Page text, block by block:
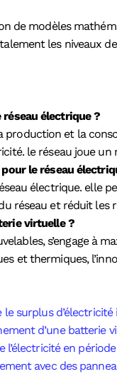
de modèles
les niveaux
électrique ?
et la
le réseau joue
le réseau
électrique. elle
réseau et réduit
virtuelle ?
s’engage à
et thermiques,
surplus d’électricité
d’une batterie
en période
avec des